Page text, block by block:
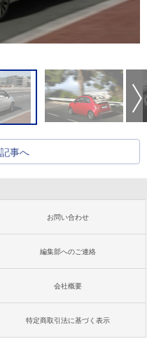
事へ
お問い合わせ
編集部へのご連絡
会社概要
特定商取引法に基づく表示